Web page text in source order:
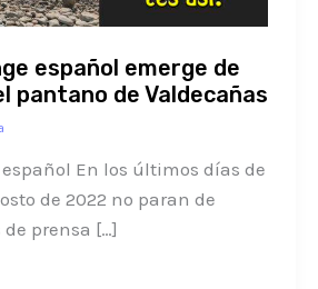
español emerge de
pantano de Valdecañas
En los últimos días de
de 2022 no paran de
prensa […]